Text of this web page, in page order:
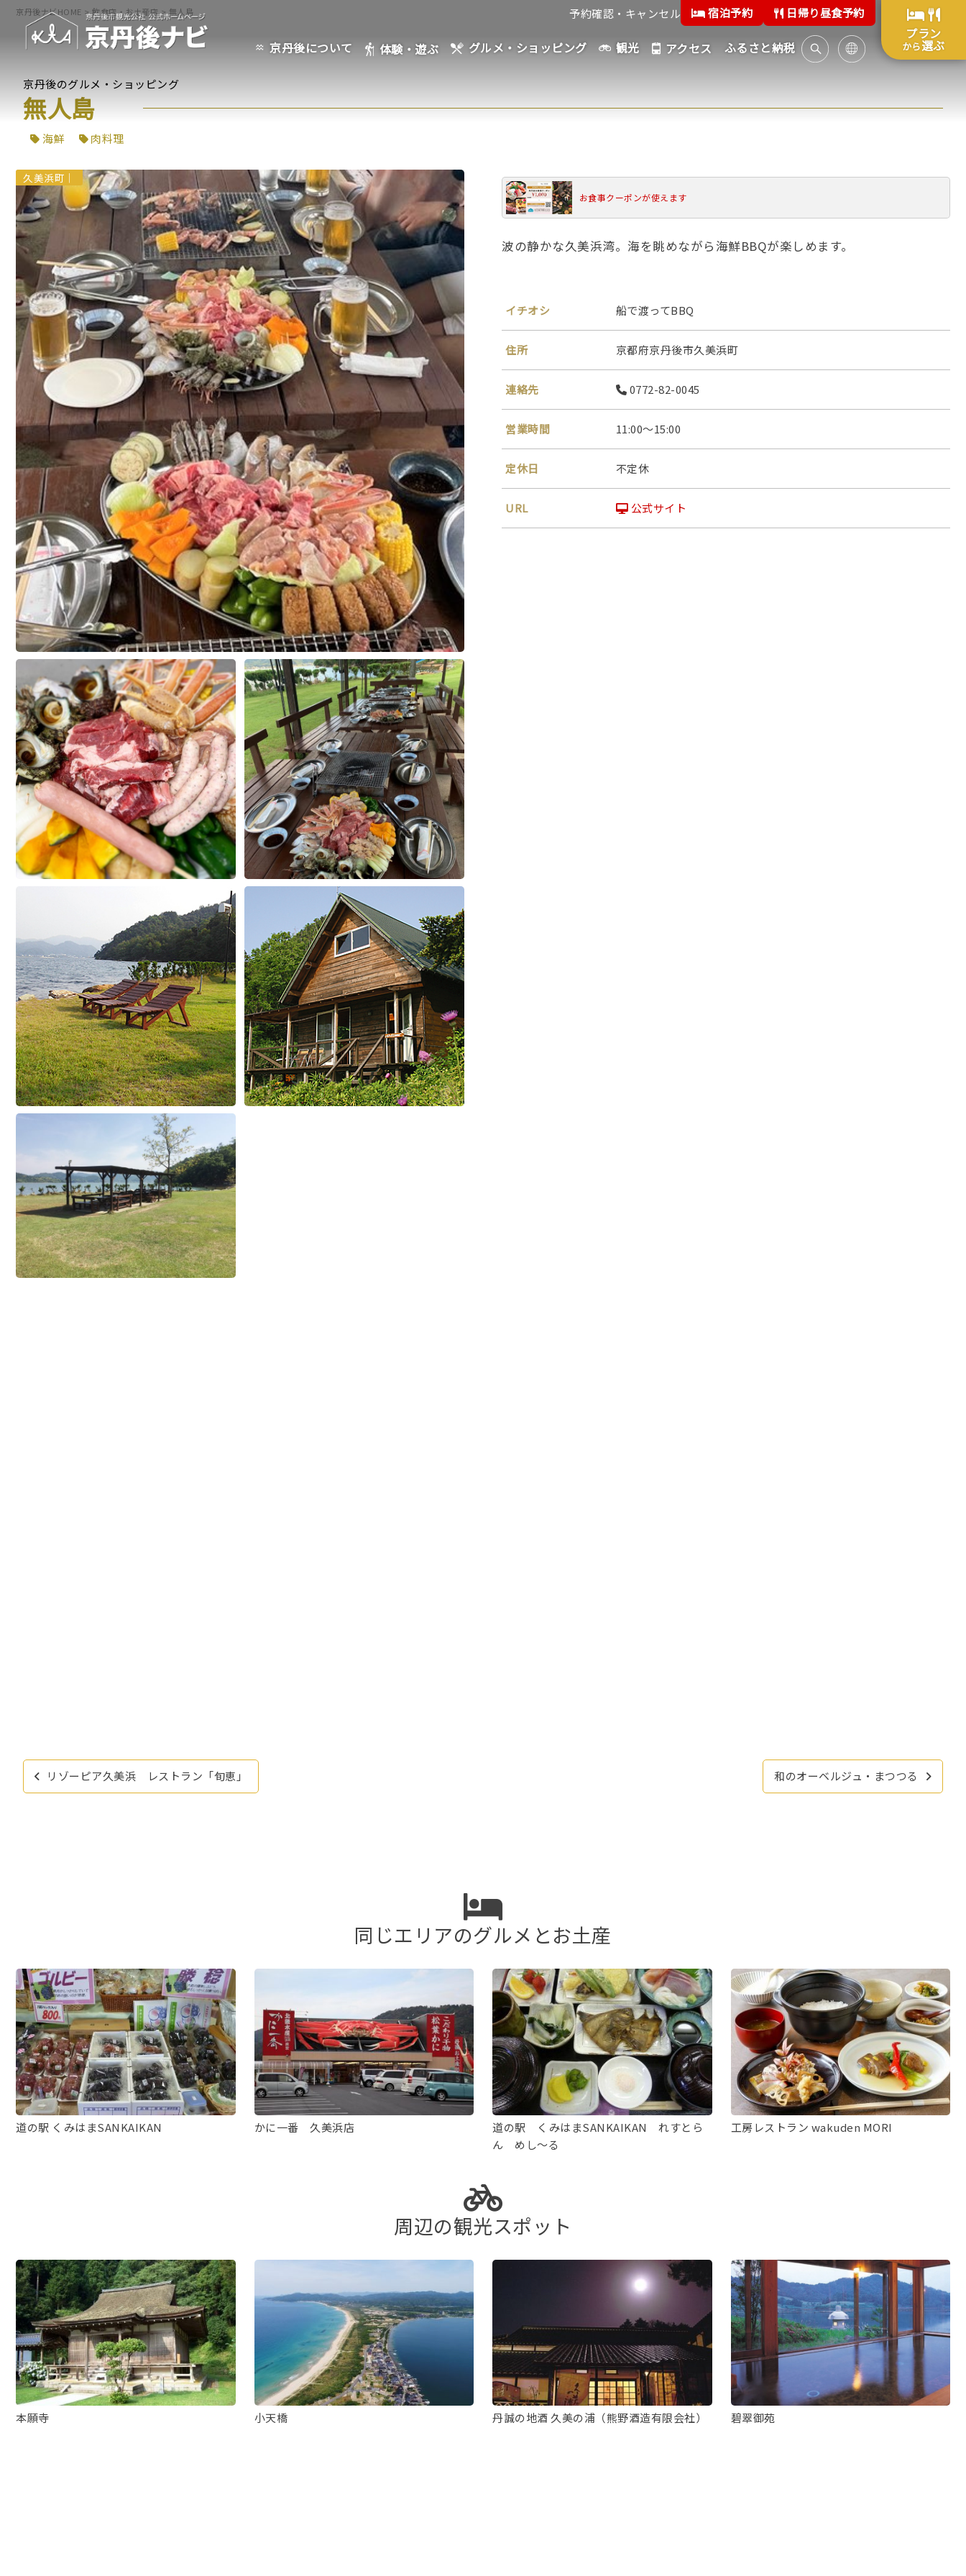
予約確認・キャンセル 宿泊予約 日帰り昼食予約
京丹後について 体験・遊ぶ グルメ・ショッピング 観光 アクセス ふるさと納税
プラン
から選ぶ
京丹後ナビHOME >飲食店・お土産店>無人島
京丹後のグルメ・ショッピング
無人島
海鮮 肉料理
久美浜町 ｜
お食事クーポンが使えます
波の静かな久美浜湾。海を眺めながら海鮮BBQが楽しめます。
イチオシ 船で渡ってBBQ
住所 京都府京丹後市久美浜町
連絡先 0772-82-0045
営業時間 11:00～15:00
定休日 不定休
URL 公式サイト
リゾーピア久美浜 レストラン「旬恵」 和のオーベルジュ・まつつる
同じエリアのグルメとお土産
道の駅 くみはまSANKAIKAN かに一番 久美浜店
道の駅 くみはまSANKAIKAN れすとら
ん めし〜る
工房レストラン wakuden MORI
周辺の観光スポット
本願寺 小天橋 丹誠の地酒 久美の浦（熊野酒造有限会社） 碧翠御苑